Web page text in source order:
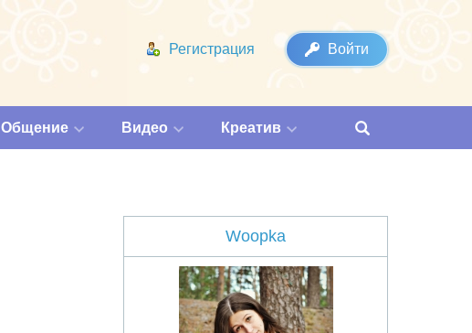
Регистрация Войти
Общение Видео Креатив
Woopka